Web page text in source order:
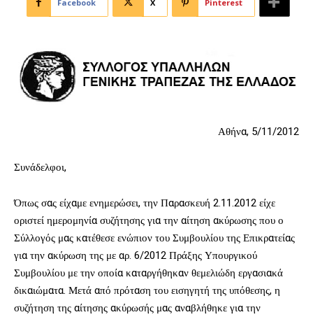
Facebook
X Pinterest
Αθήνα, 5/11/2012
Συνάδελφοι,
Όπως σας είχαμε ενημερώσει, την Παρασκευή 2.11.2012 είχε
οριστεί ημερομηνία συζήτησης για την αίτηση ακύρωσης που ο
Σύλλογός μας κατέθεσε ενώπιον του Συμβουλίου της Επικρατείας
για την ακύρωση της με αρ. 6/2012 Πράξης Υπουργικού
Συμβουλίου με την οποία καταργήθηκαν θεμελιώδη εργασιακά
δικαιώματα. Μετά από πρόταση του εισηγητή της υπόθεσης, η
συζήτηση της αίτησης ακύρωσής μας αναβλήθηκε για την